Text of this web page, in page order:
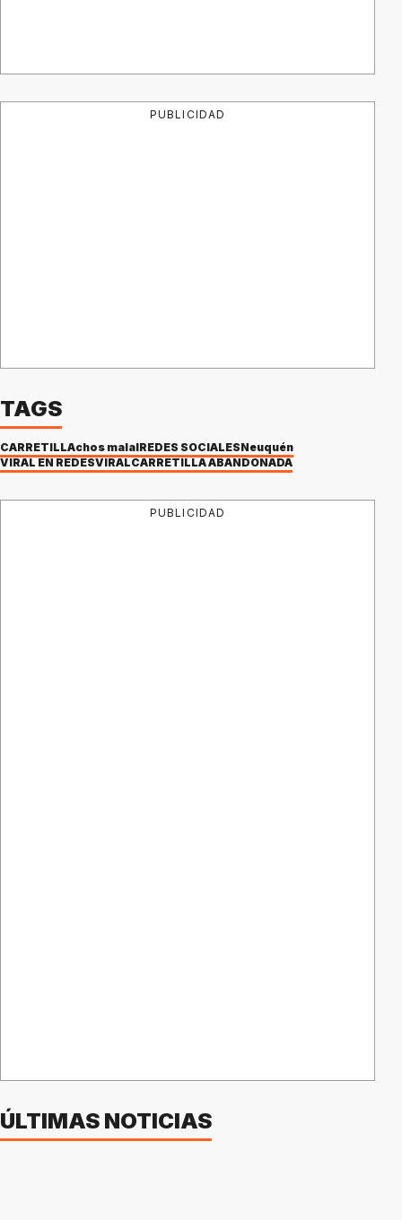
PUBLICIDAD
TAGS
CARRETILLAchos malalREDES SOCIALESNeuquén
VIRAL EN REDESVIRALCARRETILLA ABANDONADA
PUBLICIDAD
ÚLTIMAS NOTICIAS